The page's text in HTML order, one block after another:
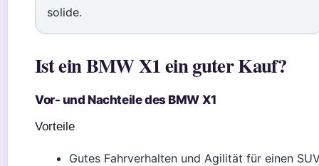
solide.
Ist ein BMW X1 ein guter Kauf?
Vor- und Nachteile des BMW X1
Vorteile
Gutes Fahrverhalten und Agilität für einen